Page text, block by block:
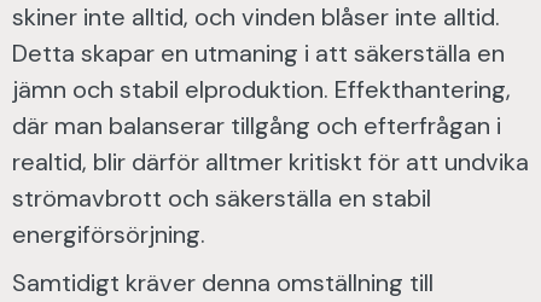
skiner inte alltid, och vinden blåser inte alltid.
Detta skapar en utmaning i att säkerställa en
jämn och stabil elproduktion. Effekthantering,
där man balanserar tillgång och efterfrågan i
realtid, blir därför alltmer kritiskt för att undvika
strömavbrott och säkerställa en stabil
energiförsörjning.
Samtidigt kräver denna omställning till